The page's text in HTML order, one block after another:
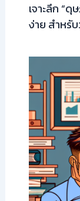
เจาะลึก “ดุ
ง่าย สำหรั